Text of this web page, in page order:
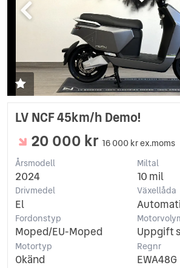
LV NCF 45km/h Demo!
20 000 kr 16 000 kr ex.moms
Årsmodell
2024
Miltal
10 mil
Drivmedel
El
Växellåda
Fordonstyp
Moped/EU-Moped Uppgift
Motortyp
Okänd
Regnr
EWA48G